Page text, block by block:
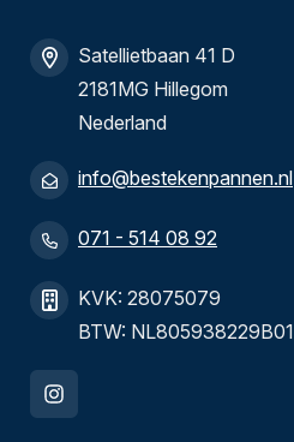
Satellietbaan 41 D
2181MG Hillegom
Nederland
info@bestekenpannen.nl
071 - 514 08 92
KVK: 28075079
BTW: NL805938229B01